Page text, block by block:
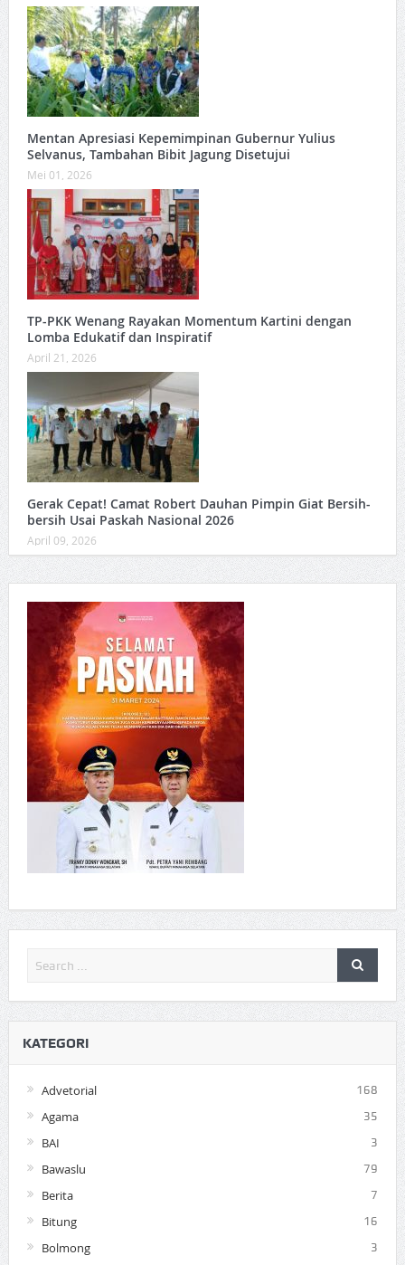
Mentan Apresiasi Kepemimpinan Gubernur Yulius
Selvanus, Tambahan Bibit Jagung Disetujui
Mei 01, 2026
TP-PKK Wenang Rayakan Momentum Kartini dengan
Lomba Edukatif dan Inspiratif
April 21, 2026
Gerak Cepat! Camat Robert Dauhan Pimpin Giat Bersih-
bersih Usai Paskah Nasional 2026
April 09, 2026
KATEGORI
Advetorial 168
Agama 35
BAI 3
Bawaslu 79
Berita 7
Bitung 16
Bolmong 3